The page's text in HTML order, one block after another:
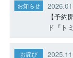
お知らせ
【予約
ド『ト
お詫び